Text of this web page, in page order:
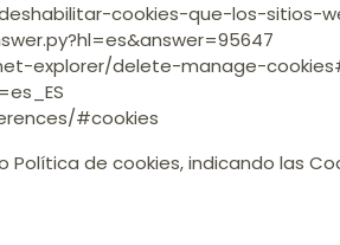
cookies-que-los-sitios-
explorer/delete-manage-
#cookies
de cookies, indicando las